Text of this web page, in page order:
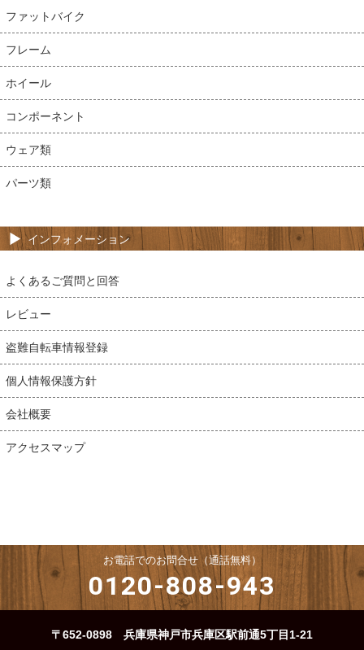
ファットバイク
フレーム
ホイール
コンポーネント
ウェア類
パーツ類
インフォメーション
よくあるご質問と回答
レビュー
盗難自転車情報登録
個人情報保護方針
会社概要
アクセスマップ
お電話でのお問合せ（通話無料）
0120-808-943
〒652-0898 兵庫県神戸市兵庫区駅前通5丁目1-21